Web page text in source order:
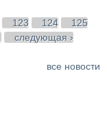
123 124
125
следующая ›
все новости